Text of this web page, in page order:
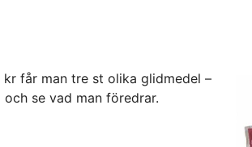
får man tre st olika glidmedel –
se vad man föredrar.